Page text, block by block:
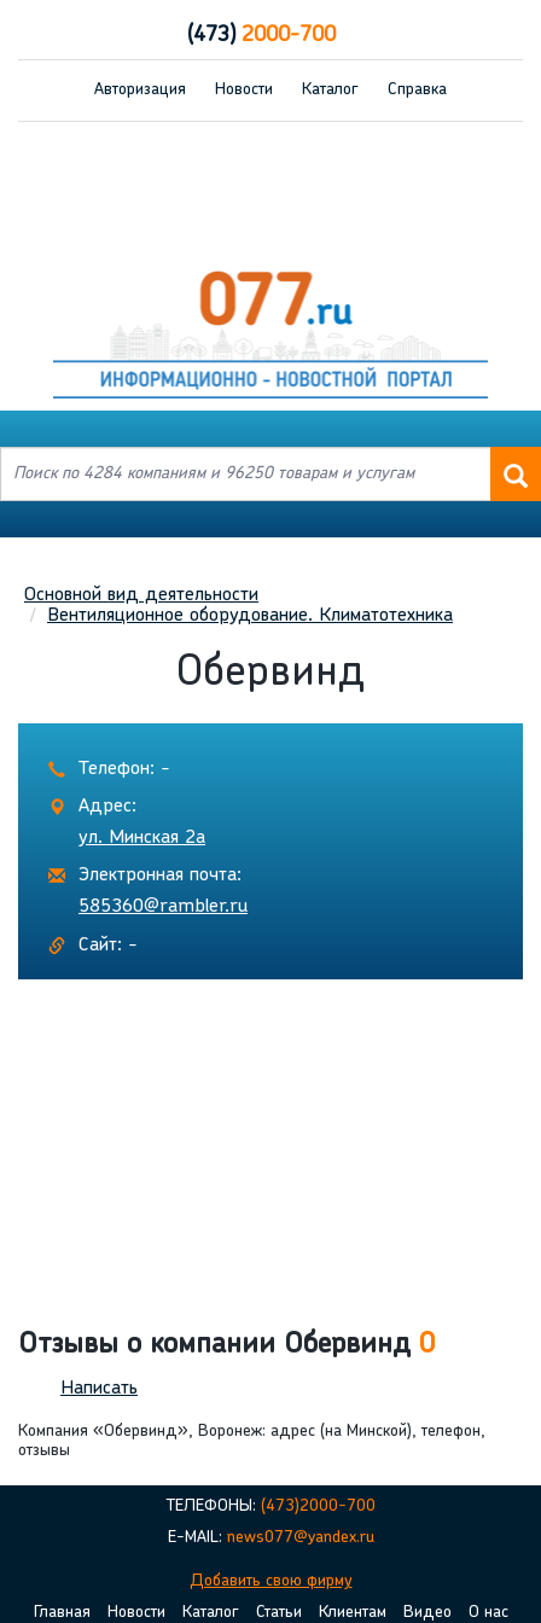
(473)2000-700
Авторизация Новости Каталог Справка
Основной вид деятельности
Вентиляционное оборудование. Климатотехника
Обервинд
Телефон: -
Адрес:
ул. Минская 2а
Электронная почта:
585360@rambler.ru
Сайт: -
Отзывы о компании Обервинд 0
Написать
Компания «Обервинд», Воронеж: адрес (на Минской), телефон,
отзывы
ТЕЛЕФОНЫ: (473)2000-700
E-MAIL: news077@yandex.ru
Добавить свою фирму
Главная
Новости Каталог Статьи Клиентам Видео О нас